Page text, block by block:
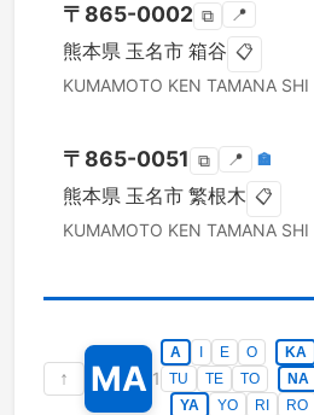
〒 865-0002 ⧉ 📍
熊本県 玉名市 箱谷 📋
KUMAMOTO KEN TAMANA SHI
〒 865-0051 ⧉ 📍 🏣
熊本県 玉名市 繁根木 📋
KUMAMOTO KEN TAMANA SHI
↑ MA 1
A E O KA
TU
TE TO NA
YA
YO RI RO